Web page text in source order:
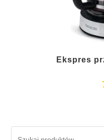
Ekspres